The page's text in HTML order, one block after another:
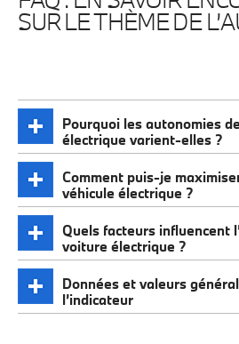
SUR LE THÈME DE
Pourquoi les autonomies
électrique varient-elles ?
Comment puis-je
véhicule électrique ?
Quels facteurs influencent
voiture électrique ?
Données et valeurs
l’indicateur